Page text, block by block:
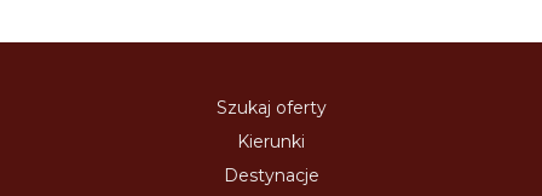
Szukaj oferty
Kierunki
Destynacje